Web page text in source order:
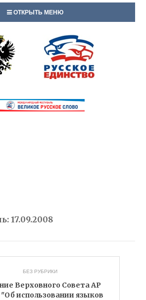
ОТКРЫТЬ МЕНЮ
17.09.2008
БЕЗ РУБРИКИ
Верховного Совета АР
использовании языков